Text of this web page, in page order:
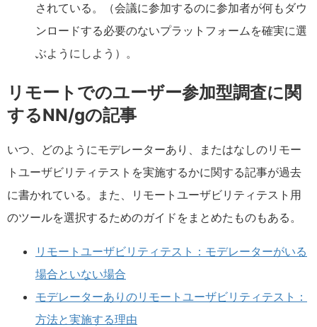
されている。（会議に参加するのに参加者が何もダウ
ンロードする必要のないプラットフォームを確実に選
ぶようにしよう）。
リモートでのユーザー参加型調査に関
するNN/gの記事
いつ、どのようにモデレーターあり、またはなしのリモー
トユーザビリティテストを実施するかに関する記事が過去
に書かれている。また、リモートユーザビリティテスト用
のツールを選択するためのガイドをまとめたものもある。
リモートユーザビリティテスト：モデレーターがいる
場合といない場合
モデレーターありのリモートユーザビリティテスト：
方法と実施する理由